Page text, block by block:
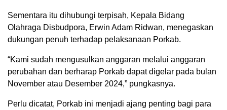
Sementara itu dihubungi terpisah, Kepala Bidang
Olahraga Disbudpora, Erwin Adam Ridwan, menegaskan
dukungan penuh terhadap pelaksanaan Porkab.
“Kami sudah mengusulkan anggaran melalui anggaran
perubahan dan berharap Porkab dapat digelar pada bulan
November atau Desember 2024,” pungkasnya.
Perlu dicatat, Porkab ini menjadi ajang penting bagi para